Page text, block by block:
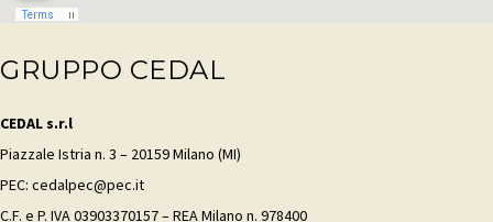
GRUPPO CEDAL
CEDAL s.r.l
Piazzale Istria n. 3 – 20159 Milano (MI)
PEC: cedalpec@pec.it
C.F. e P. IVA 03903370157 – REA Milano n. 978400